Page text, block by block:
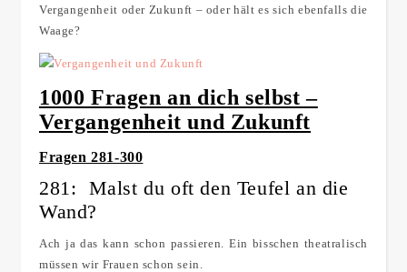
Vergangenheit oder Zukunft – oder hält es sich ebenfalls die
Waage?
1000 Fragen an dich selbst –
Vergangenheit und Zukunft
Fragen 281-300
281: Malst du oft den Teufel an die
Wand?
Ach ja das kann schon passieren. Ein bisschen theatralisch
müssen wir Frauen schon sein.